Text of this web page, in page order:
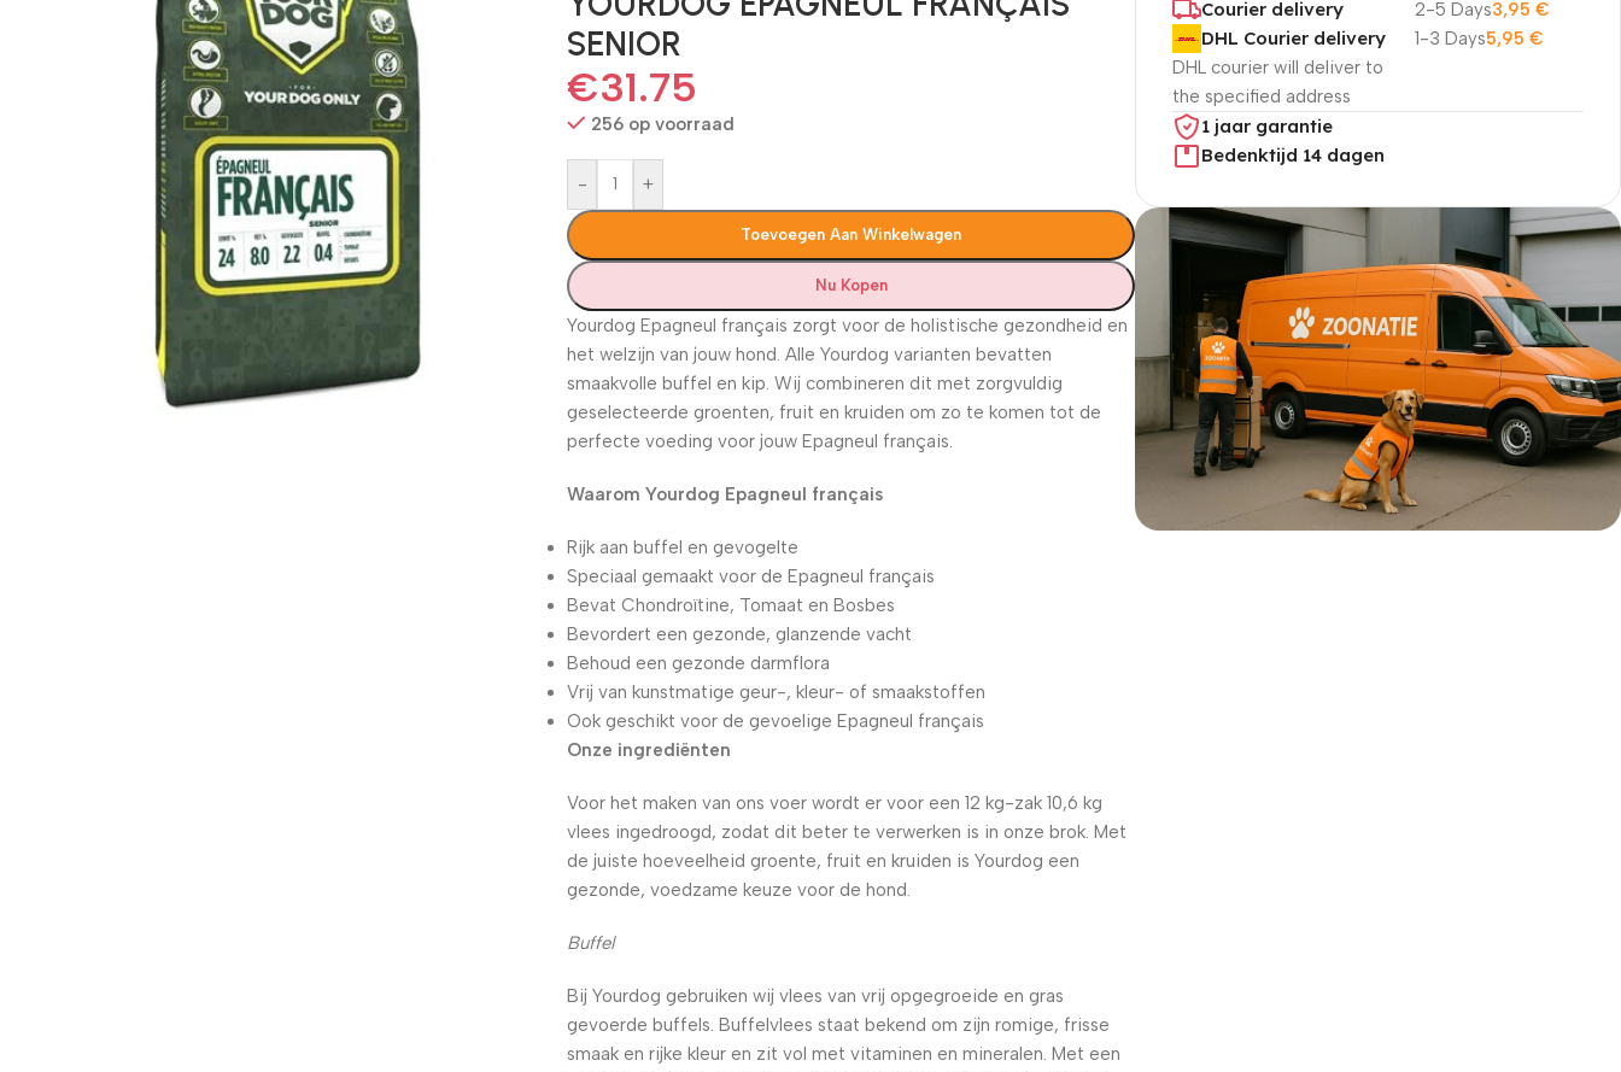
SENIOR
€31.75
256 op voorraad
- +
Toevoegen Aan Winkelwagen
Nu Kopen
Yourdog Epagneul français zorgt voor de holistische gezondheid en
het welzijn van jouw hond. Alle Yourdog varianten bevatten
smaakvolle buffel en kip. Wij combineren dit met zorgvuldig
geselecteerde groenten, fruit en kruiden om zo te komen tot de
perfecte voeding voor jouw Epagneul français.
Waarom Yourdog Epagneul français
Rijk aan buffel en gevogelte
Speciaal gemaakt voor de Epagneul français
Bevat Chondroïtine, Tomaat en Bosbes
Bevordert een gezonde, glanzende vacht
Behoud een gezonde darmflora
Vrij van kunstmatige geur-, kleur- of smaakstoffen
Ook geschikt voor de gevoelige Epagneul français
Onze ingrediënten
Voor het maken van ons voer wordt er voor een 12 kg-zak 10,6 kg
vlees ingedroogd, zodat dit beter te verwerken is in onze brok. Met
de juiste hoeveelheid groente, fruit en kruiden is Yourdog een
gezonde, voedzame keuze voor de hond.
Buffel
Bij Yourdog gebruiken wij vlees van vrij opgegroeide en gras
gevoerde buffels. Buffelvlees staat bekend om zijn romige, frisse
smaak en rijke kleur en zit vol met vitaminen en mineralen. Met een
Courier delivery
2-5 Days3,95€
DHL Courier delivery
DHL courier will deliver to
the specified address
1-3 Days5,95€
1 jaar garantie
Bedenktijd 14 dagen